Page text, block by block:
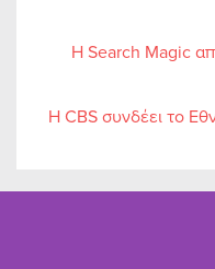
Η Search Magic
Η CBS συνδέει το